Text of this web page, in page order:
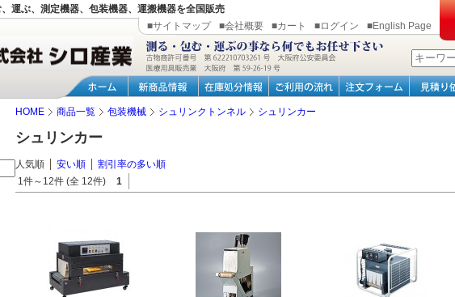
運ぶ、測定機器、包装機器、運搬機器を全国販売
■サイトマップ
■会社概要 ■カート ■ログイン ■English Page
HOME 商品一覧 包装機械 シュリンクトンネル シュリンカー
シュリンカー
人気順 安い順
割引率の多い順
1件～12件 (全 12件)
1